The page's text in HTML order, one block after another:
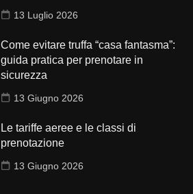
13 Luglio 2026
Come evitare truffa “casa fantasma”:
guida pratica per prenotare in
sicurezza
13 Giugno 2026
Le tariffe aeree e le classi di
prenotazione
13 Giugno 2026